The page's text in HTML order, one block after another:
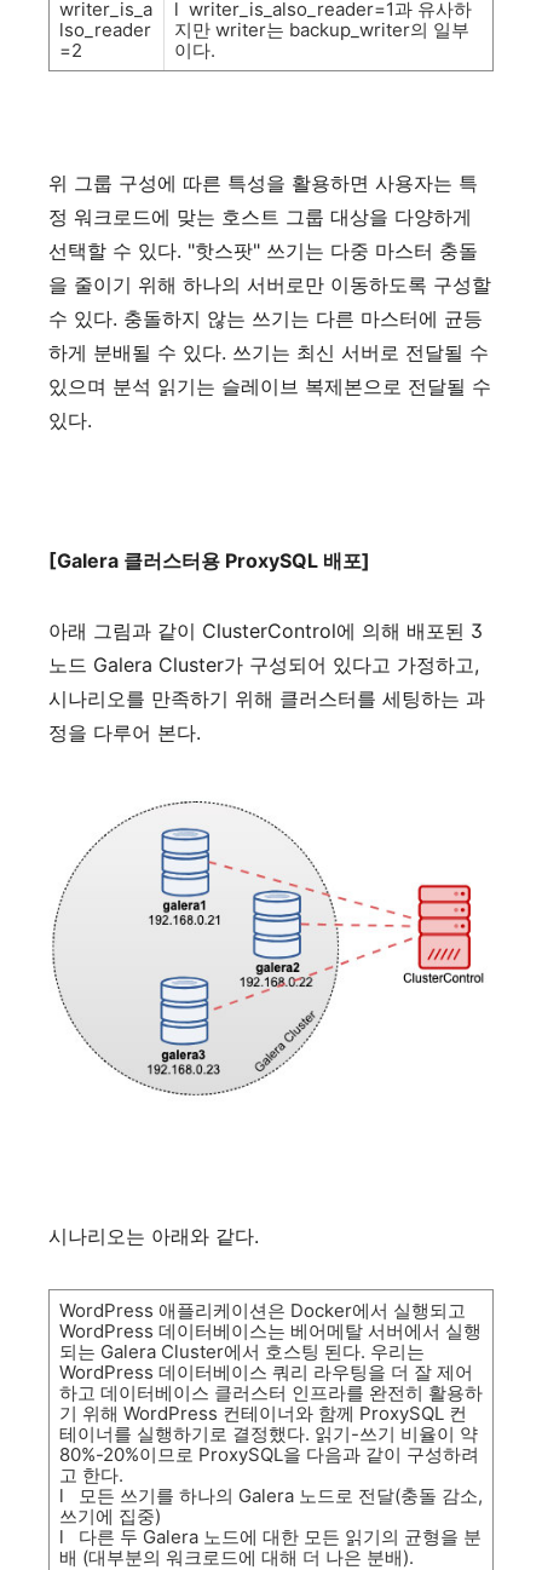
writer_is_a
lso_reader
=2
l writer_is_also_reader=1과 유사하
지만 writer는 backup_writer의 일부
이다.
위 그룹 구성에 따른 특성을 활용하면 사용자는 특
정 워크로드에 맞는 호스트 그룹 대상을 다양하게
선택할 수 있다. "핫스팟" 쓰기는 다중 마스터 충돌
을 줄이기 위해 하나의 서버로만 이동하도록 구성할
수 있다. 충돌하지 않는 쓰기는 다른 마스터에 균등
하게 분배될 수 있다. 쓰기는 최신 서버로 전달될 수
있으며 분석 읽기는 슬레이브 복제본으로 전달될 수
있다.
[Galera 클러스터용 ProxySQL 배포]
아래 그림과 같이 ClusterControl에 의해 배포된 3
노드 Galera Cluster가 구성되어 있다고 가정하고,
시나리오를 만족하기 위해 클러스터를 세팅하는 과
정을 다루어 본다.
시나리오는 아래와 같다.
WordPress 애플리케이션은 Docker에서 실행되고
WordPress 데이터베이스는 베어메탈 서버에서 실행
되는 Galera Cluster에서 호스팅 된다. 우리는
WordPress 데이터베이스 쿼리 라우팅을 더 잘 제어
하고 데이터베이스 클러스터 인프라를 완전히 활용하
기 위해 WordPress 컨테이너와 함께 ProxySQL 컨
테이너를 실행하기로 결정했다. 읽기-쓰기 비율이 약
80%-20%이므로 ProxySQL을 다음과 같이 구성하려
고 한다.
l
모든 쓰기를 하나의 Galera 노드로 전달(충돌 감소,
쓰기에 집중)
l
다른 두 Galera 노드에 대한 모든 읽기의 균형을 분
배 (대부분의 워크로드에 대해 더 나은 분배).